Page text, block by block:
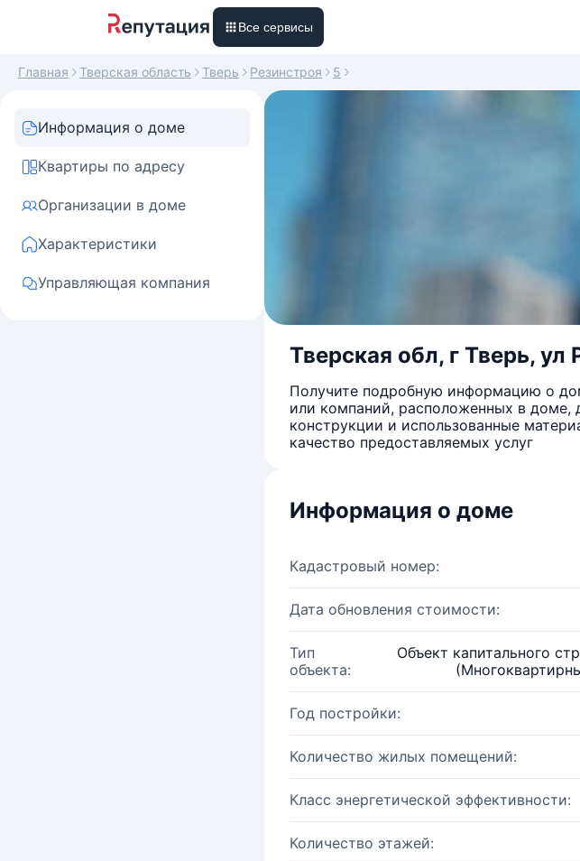
Все сервисы
Главная Тверская область Тверь Резинстроя 5
Информация о доме
Квартиры по адресу
Организации в доме
Характеристики
Управляющая компания
Тверская обл, г Тверь, ул
Получите подробную информацию о
или компаний, расположенных в доме,
конструкции и использованные
качество предоставляемых услуг
Информация о доме
Кадастровый номер:
Дата обновления стоимости:
Тип
объекта:
Объект капитального
Год постройки:
Количество жилых помещений:
Класс энергетической эффективности:
Количество этажей: